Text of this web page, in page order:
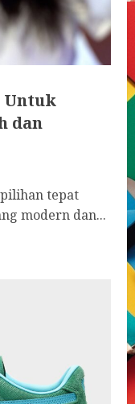
Untuk
dan
tepat
modern dan...